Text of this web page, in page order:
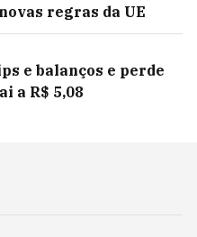
regras da UE
e balanços e perde
a R$ 5,08